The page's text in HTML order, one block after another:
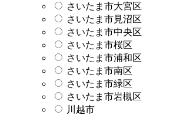
さいたま市大宮区
さいたま市見沼区
さいたま市中央区
さいたま市桜区
さいたま市浦和区
さいたま市南区
さいたま市緑区
さいたま市岩槻区
川越市